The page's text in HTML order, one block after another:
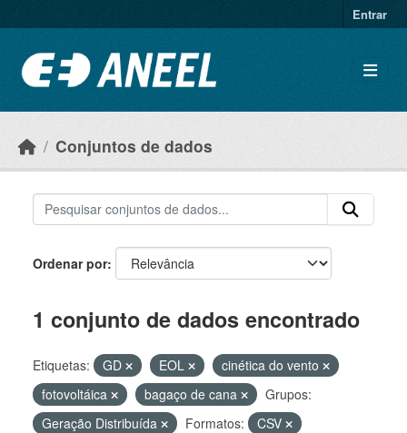
Entrar
Conjuntos de dados
Ordenar por
1 conjunto de dados encontrado
Etiquetas: GD EOL
cinética do vento
fotovoltáica
bagaço de cana
Grupos:
Geração Distribuída
Formatos:
CSV